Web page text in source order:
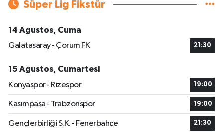
Süper Lig Fikstür
14 Ağustos, Cuma
Galatasaray - Çorum FK
21:30
15 Ağustos, Cumartesi
Konyaspor - Rizespor
19:00
Kasımpaşa - Trabzonspor 19:00
Gençlerbirliği S.K. - Fenerbahçe 21:30